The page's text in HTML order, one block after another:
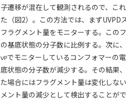
子遷移が混在して観測されるので、こ
た（図2）。この方法では、まず
フラグメント量をモニターする。この
の基底状態の分子数に比例する。次に
νPでモニターしているコンフォマーの
底状態の分子数が減少する。その結果
た場合にはフラグメント量は変化しな
メント量の減少として検出することが